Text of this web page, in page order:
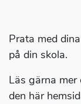
Prata med
på din skola.
Läs gärna
den här